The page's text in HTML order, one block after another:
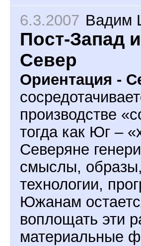
6.3.2007 Вадим
Пост-Запад
Север
Ориентация -
производстве
тогда как Юг –
Северяне
смыслы, образы,
технологии,
Южанам
воплощать эти
материальные